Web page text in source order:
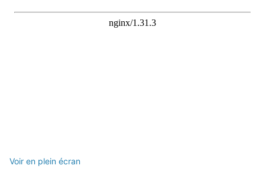
Voir en plein écran